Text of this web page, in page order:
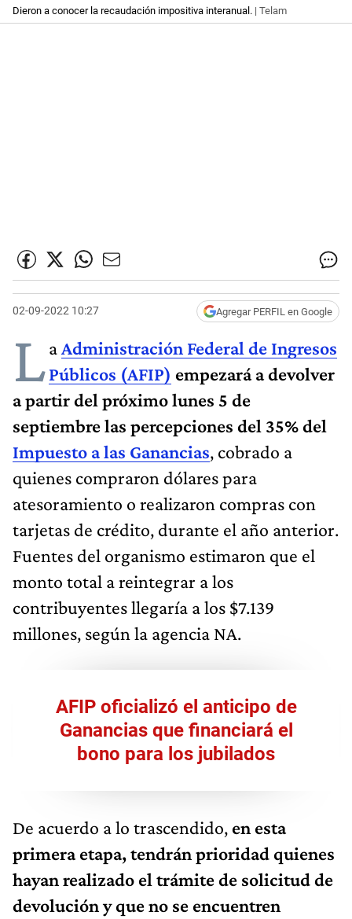
Dieron a conocer la recaudación impositiva interanual. | Telam
02-09-2022 10:27 Agregar PERFIL en Google
LaAdministración Federal de Ingresos
Públicos (AFIP) empezará a devolver
a partir del próximo lunes 5 de
septiembre las percepciones del 35% del
Impuesto a las Ganancias, cobrado a
quienes compraron dólares para
atesoramiento o realizaron compras con
tarjetas de crédito, durante el año anterior.
Fuentes del organismo estimaron que el
monto total a reintegrar a los
contribuyentes llegaría a los $7.139
millones, según la agencia NA.
AFIP oficializó el anticipo de
Ganancias que financiará el
bono para los jubilados
De acuerdo a lo trascendido, en esta
primera etapa, tendrán prioridad quienes
hayan realizado el trámite de solicitud de
devolución y que no se encuentren